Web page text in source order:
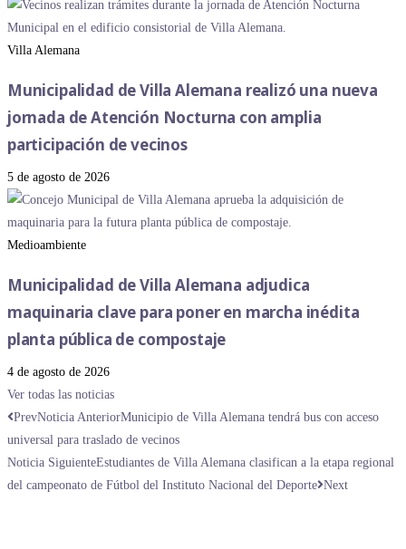
Villa Alemana
Municipalidad de Villa Alemana realizó una nueva
jornada de Atención Nocturna con amplia
participación de vecinos
5 de agosto de 2026
Medioambiente
Municipalidad de Villa Alemana adjudica
maquinaria clave para poner en marcha inédita
planta pública de compostaje
4 de agosto de 2026
Ver todas las noticias
PrevNoticia AnteriorMunicipio de Villa Alemana tendrá bus con acceso
universal para traslado de vecinos
Noticia SiguienteEstudiantes de Villa Alemana clasifican a la etapa regional
del campeonato de Fútbol del Instituto Nacional del Deporte Next